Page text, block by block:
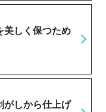
美しく保つため
がしから仕上げ